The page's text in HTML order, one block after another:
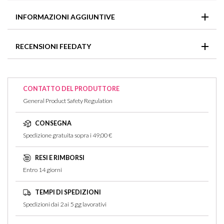
e abbondantemente.
INFORMAZIONI AGGIUNTIVE
Colore
RECENSIONI FEEDATY
Non ci sono recensioni per questo articolo
CONTATTO DEL PRODUTTORE
General Product Safety Regulation
CONSEGNA
Spedizione gratuita sopra i 49,00 €
RESI E RIMBORSI
Entro 14 giorni
TEMPI DI SPEDIZIONI
Spedizioni dai 2 ai 5 gg lavorativi